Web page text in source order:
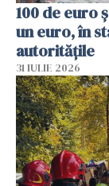
100 de euro
un euro, în
autoritățile
31 IULIE 2026